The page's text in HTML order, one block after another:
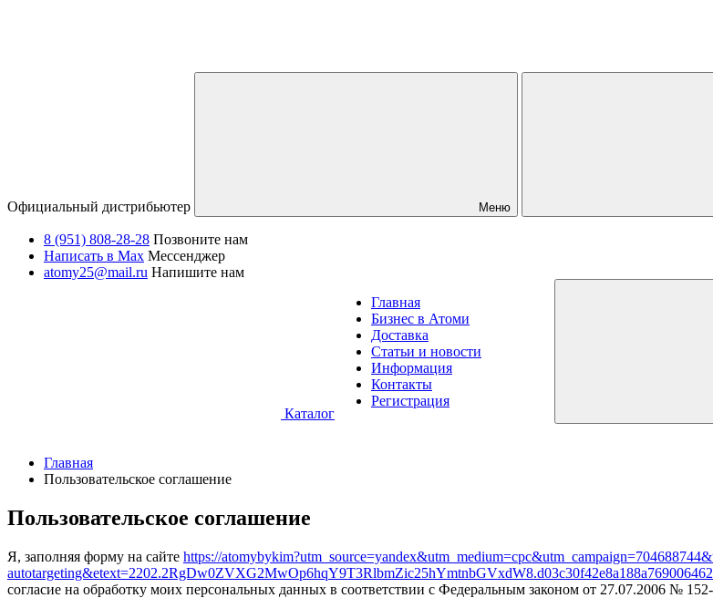
Официальный дистрибьютер Меню
8 (951) 808-28-28 Позвоните нам
Написать в Max Мессенджер
atomy25@mail.ru Напишите нам
Каталог
Главная
Бизнес в Атоми
Доставка
Статьи и новости
Информация
Контакты
Регистрация
Главная
Пользовательское соглашение
Пользовательское соглашение
Я, заполняя форму на сайте https://
согласие на обработку моих персональных данных в соответствии с Федеральным законом от 27.07.2006 №